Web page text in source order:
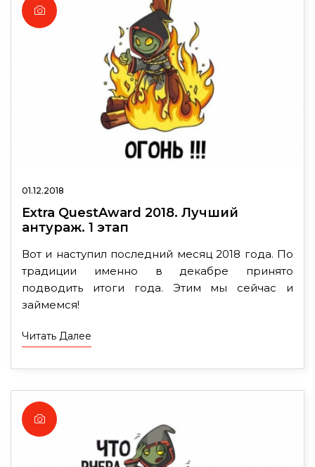
01.12.2018
Extra QuestAward 2018. Лучший
антураж. 1 этап
Вот и наступил последний месяц 2018 года. По
традиции именно в декабре принято
подводить итоги года. Этим мы сейчас и
займемся!
Читать Далее